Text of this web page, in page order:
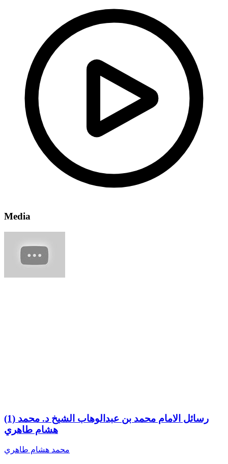
Media
(1) رسائل الامام محمد بن عبدالوهاب الشيخ د. محمد
هشام طاهري
محمد هشام طاهري